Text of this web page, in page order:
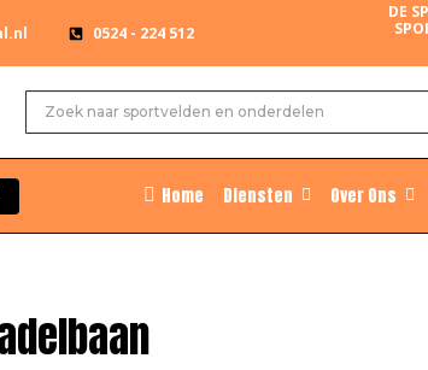
0524 - 224 512
DE
Home Diensten Over Ons